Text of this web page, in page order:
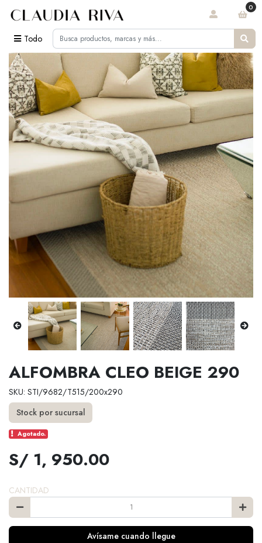
Todo
0
ALFOMBRA CLEO BEIGE 290
SKU: STI/9682/T515/200x290
Stock por sucursal
Agotado.
S/ 1, 950.00
CANTIDAD
Avísame cuando llegue